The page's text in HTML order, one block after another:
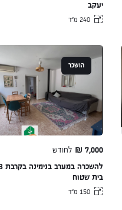
יעקב
240 מ״ר
הושכר
7,000
₪ לחודש
בית שטוח
150 מ״ר